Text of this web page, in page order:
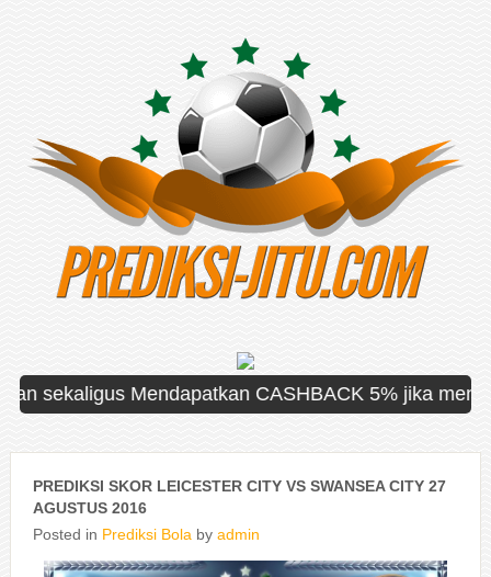
Mendapatkan CASHBACK 5% jika
PREDIKSI SKOR LEICESTER CITY VS SWANSEA CITY 27
AGUSTUS 2016
Posted in Prediksi Bola by admin